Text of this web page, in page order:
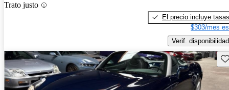
Trato justo
El precio incluye tasas
$303/mes
Verif. disponibilidad